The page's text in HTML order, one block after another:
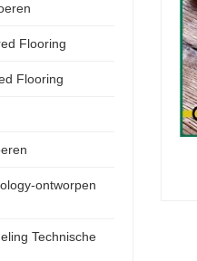
Flooring
Flooring
ontworpen
Technische